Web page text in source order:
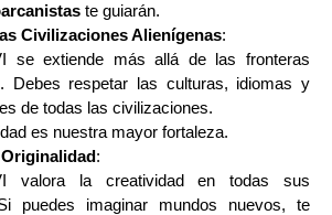
te guiarán.
Civilizaciones Alienígenas:
se extiende más allá de las fronteras
Debes respetar las culturas, idiomas y
de todas las civilizaciones.
es nuestra mayor fortaleza.
:
valora la creatividad en todas sus
puedes imaginar mundos nuevos, te